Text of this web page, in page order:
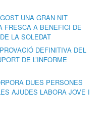
UNA GRAN NIT
FRESCA A BENEFICI DE
LA SOLEDAT
DEFINITIVA DEL
DE L’INFORME
DUES PERSONES
AJUDES LABORA JOVE I